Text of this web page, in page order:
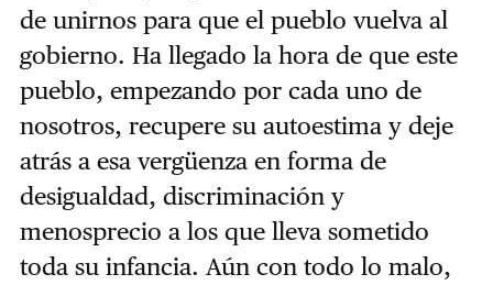
de unirnos para que el pueblo vuelva al
gobierno. Ha llegado la hora de que este
pueblo, empezando por cada uno de
nosotros, recupere su autoestima y deje
atrás a esa vergüenza en forma de
desigualdad, discriminación y
menosprecio a los que lleva sometido
toda su infancia. Aún con todo lo malo,